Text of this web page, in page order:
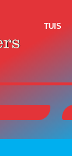
TUIS